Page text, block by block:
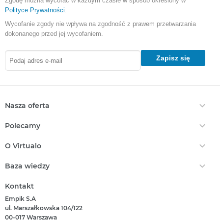
Polityce Prywatności.
Wycofanie zgody nie wpływa na zgodność z prawem przetwarzania
dokonanego przed jej wycofaniem.
Zapisz się
Nasza oferta
Audiobooki
EPrasa
Podaruj Prezent
Polecamy
Nasze Ceny
Nowości
O Virtualo
Regulamin Zakupów
Regulamin Punktów
Polityka Prywatności
Informacje Związane Z Aktem O Usługach Cyfrowych
Baza wiedzy
Który Czytnik Wybrać?
Jak Czytać Ebooki?
Kontakt
Empik S.A
ul. Marszałkowska 104/122
00-017 Warszawa